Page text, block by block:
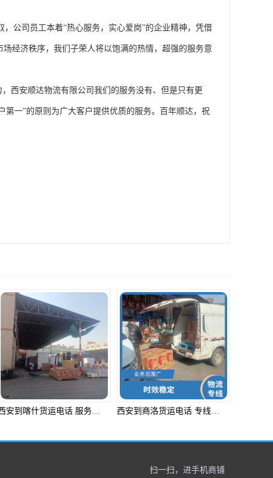
经济秩序，我们子荣人将以饱满的热情，超强的服务意
西安顺达物流有限公司我们的服务没有、但是只有更
第一”的原则为广大客户提供优质的服务。百年顺达，祝
西安到喀什货运电话 服务周到 物流资源丰富 西安到商洛货运电话 专线往返 业务范围广
扫一扫，进手机商铺